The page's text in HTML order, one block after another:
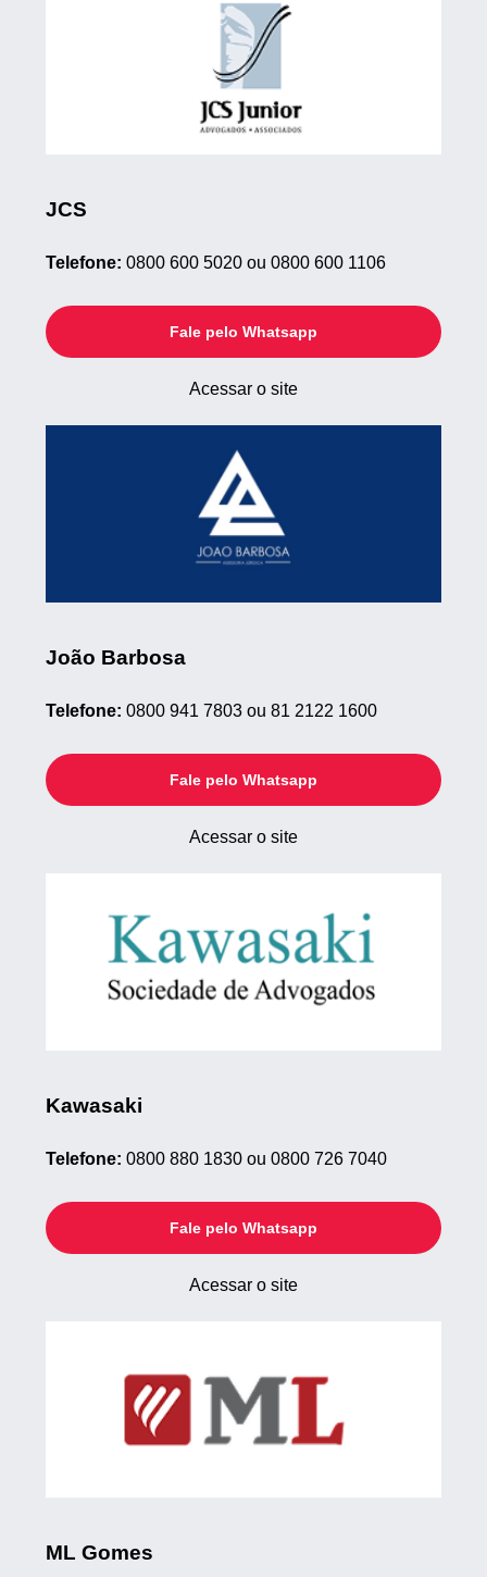
JCS
Telefone: 0800 600 5020 ou 0800 600 1106
Fale pelo Whatsapp
Acessar o site
João Barbosa
Telefone: 0800 941 7803 ou 81 2122 1600
Fale pelo Whatsapp
Acessar o site
Kawasaki
Telefone: 0800 880 1830 ou 0800 726 7040
Fale pelo Whatsapp
Acessar o site
ML Gomes